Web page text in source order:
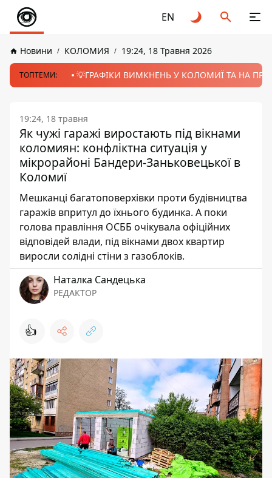
EN
Новини КОЛОМИЯ 19:24, 18 Травня 2026
ТОПТЕМИ: 💡ГРАФІКИ ВИМКНЕНЬ У КОЛОМИЇ ТА НА
19:24, 18 травня
Як чужі гаражі виростають під вікнами
коломиян: конфліктна ситуація у
мікрорайоні Бандери-Заньковецької в
Коломиї
Мешканці багатоповерхівки проти будівництва
гаражів впритул до їхнього будинка. А поки
голова правління ОСББ очікувала офіційних
відповідей влади, під вікнами двох квартир
виросли солідні стіни з газоблоків.
Наталка Сандецька
РЕДАКТОР
👍